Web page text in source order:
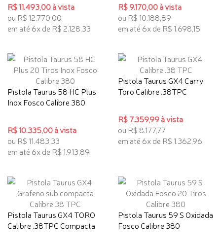
R$ 11.493,00 à vista
ou R$ 12.770,00
em até 6x de R$ 2.128,33
R$ 9.170,00 à vista
ou R$ 10.188,89
em até 6x de R$ 1.698,15
Pistola Taurus 58 HC Plus
Inox Fosco Calibre 380
R$ 10.335,00 à vista
ou R$ 11.483,33
em até 6x de R$ 1.913,89
Pistola Taurus GX4 Carry
Toro Calibre .38TPC
R$ 7.359,99 à vista
ou R$ 8.177,77
em até 6x de R$ 1.362,96
Pistola Taurus GX4 TORO
Calibre .38TPC Compacta
Pistola Taurus 59 S Oxidada
Fosco Calibre 380